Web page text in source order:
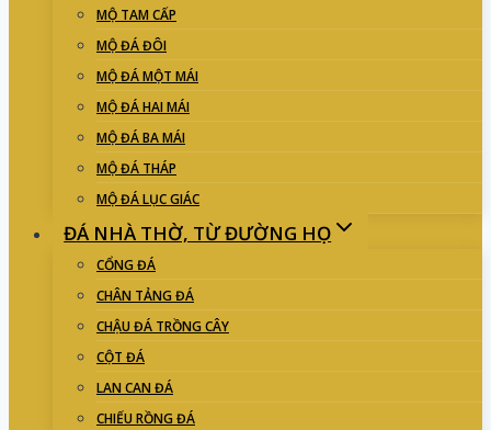
MỘ TAM CẤP
MỘ ĐÁ ĐÔI
MỘ ĐÁ MỘT MÁI
MỘ ĐÁ HAI MÁI
MỘ ĐÁ BA MÁI
MỘ ĐÁ THÁP
MỘ ĐÁ LỤC GIÁC
ĐÁ NHÀ THỜ, TỪ ĐƯỜNG HỌ
CỔNG ĐÁ
CHÂN TẢNG ĐÁ
CHẬU ĐÁ TRỒNG CÂY
CỘT ĐÁ
LAN CAN ĐÁ
CHIẾU RỒNG ĐÁ